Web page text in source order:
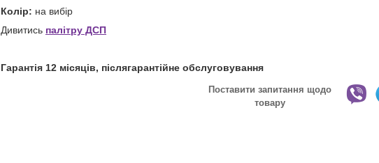
Колір: на вибір
Дивитись палітру ДСП
Гарантія 12 місяців, післягарантійне обслуговування
Поставити запитання щодо
товару